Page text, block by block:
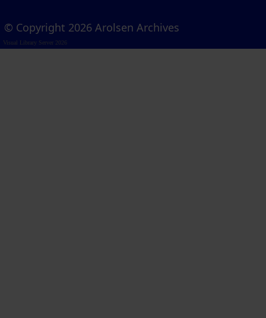
© Copyright 2026 Arolsen Archives
Visual Library Server 2026